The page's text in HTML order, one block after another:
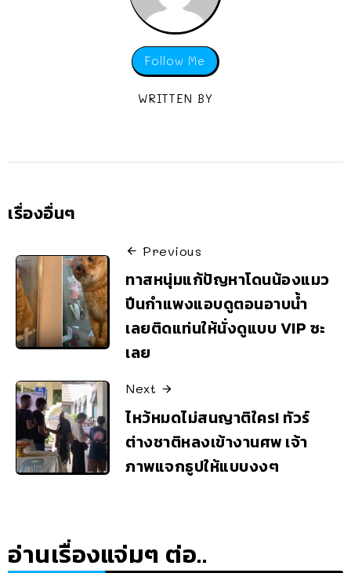
Follow Me
WRITTEN BY
เรื่องอื่นๆ
Previous
ทาสหนุ่มแก้ปัญหาโดนน้องแมว
ปีนกำแพงแอบดูตอนอาบน้ำ
เลยติดแท่นให้นั่งดูแบบ VIP ซะ
เลย
Next
ไหว้หมดไม่สนญาติใคร! ทัวร์
ต่างชาติหลงเข้างานศพ เจ้า
ภาพแจกธูปให้แบบงงๆ
อ่านเรื่องแจ่มๆ ต่อ..